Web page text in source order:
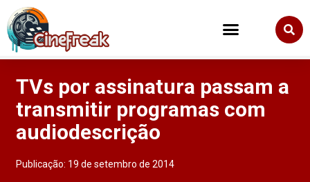
TVs por assinatura passam a
transmitir programas com
audiodescrição
Publicação: 19 de setembro de 2014